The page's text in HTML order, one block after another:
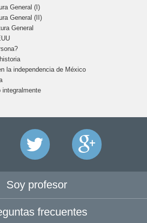
General (I)
General (II)
General
la independencia de México
integralmente
Soy profesor
frecuentes